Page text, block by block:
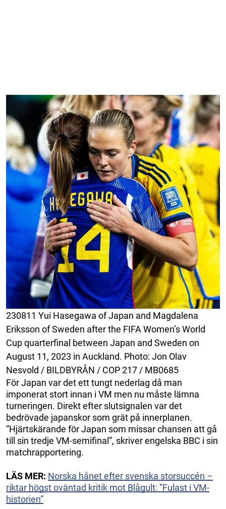
230811 Yui Hasegawa of Japan and Magdalena
Eriksson of Sweden after the FIFA Women’s World
Cup quarterfinal between Japan and Sweden on
August 11, 2023 in Auckland. Photo: Jon Olav
Nesvold / BILDBYRÅN / COP 217 / MB0685
För Japan var det ett tungt nederlag då man
imponerat stort innan i VM men nu måste lämna
turneringen. Direkt efter slutsignalen var det
bedrövade japanskor som grät på innerplanen.
”Hjärtskärande för Japan som missar chansen att gå
till sin tredje VM-semifinal”, skriver engelska BBC i sin
matchrapportering.
LÄS MER: Norska hånet efter svenska storsuccén –
riktar högst oväntad kritik mot Blågult: ”Fulast i VM-
historien”